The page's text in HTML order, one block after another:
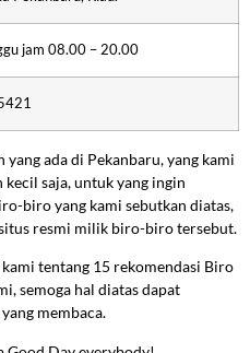
jam 08.00 – 20.00
ada di Pekanbaru, yang kami
kecil saja, untuk yang ingin
biro yang kami sebutkan diatas,
resmi milik biro-biro tersebut.
tentang 15 rekomendasi Biro
semoga hal diatas dapat
membaca.